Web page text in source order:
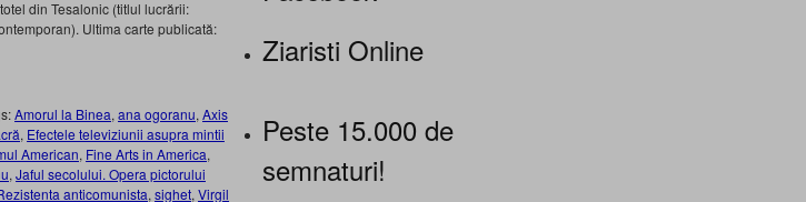
din Tesalonic (titlul lucrării:
Ultima carte publicată:
Amorul la Binea, ana ogoranu, Axis
, Efectele televiziunii asupra mintii
American, Fine Arts in America,
, Jaful secolului. Opera pictorului
anticomunista, sighet, Virgil
Ziaristi Online
Peste 15.000 de
semnaturi!